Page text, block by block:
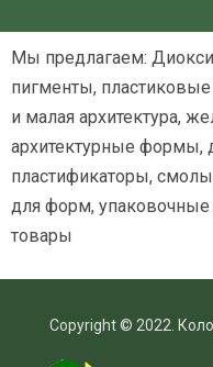
Мы предлагаем:
пигменты,
и малая архитектура,
архитектурные формы,
пластификаторы,
для форм,
товары
Copyright © 2022.